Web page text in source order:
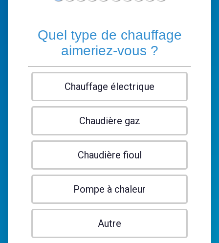
Quel type de chauffage
aimeriez-vous ?
Chauffage électrique
Chaudière gaz
Chaudière fioul
Pompe à chaleur
Autre